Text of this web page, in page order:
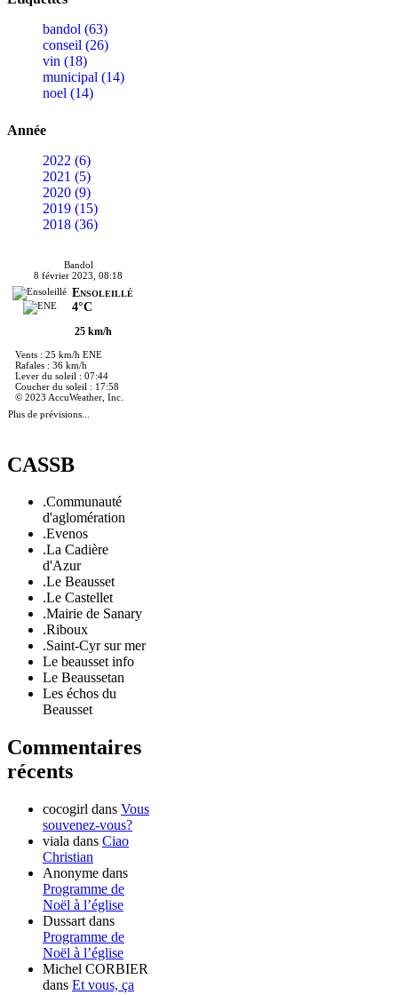
bandol (63)
conseil (26)
vin (18)
municipal (14)
noel (14)
Année
2022 (6)
2021 (5)
2020 (9)
2019 (15)
2018 (36)
Bandol
8 février 2023, 08:18
Ensoleillé
4°C
25 km/h
Vents : 25 km/h ENE
Rafales : 36 km/h
Lever du soleil : 07:44
Coucher du soleil : 17:58
© 2023 AccuWeather, Inc.
Plus de prévisions...
CASSB
.Communauté
d'aglomération
.Evenos
.La Cadière
d'Azur
.Le Beausset
.Le Castellet
.Mairie de Sanary
.Riboux
.Saint-Cyr sur mer
Le beausset info
Le Beaussetan
Les échos du
Beausset
Commentaires
récents
cocogirl dans Vous
souvenez-vous?
viala dans Ciao
Christian
Anonyme dans
Programme de
Noël à l’église
Dussart dans
Programme de
Noël à l’église
Michel CORBIER
dans Et vous, ça